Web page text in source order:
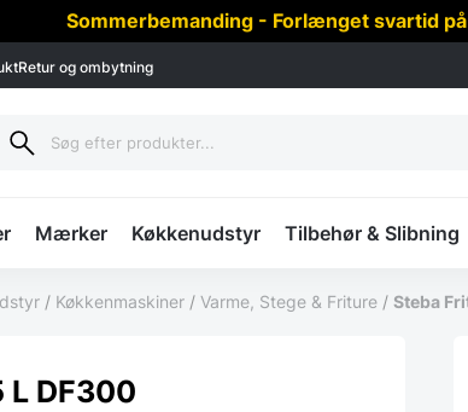
Sommerbemanding - Forlænget svartid
Retur og ombytning
Mærker Køkkenudstyr Tilbehør & Slibning
/ Køkkenmaskiner / Varme, Stege & Friture / Steba
L DF300